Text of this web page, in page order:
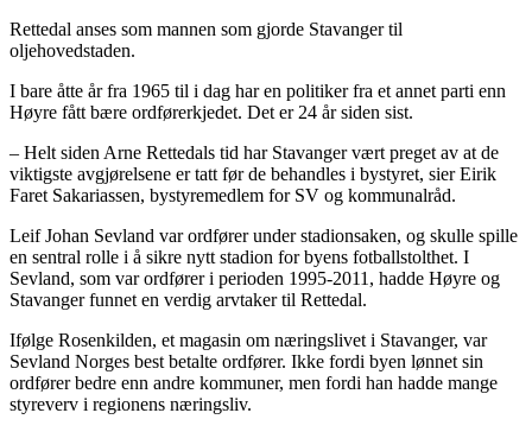
Rettedal anses som mannen som gjorde Stavanger til
oljehovedstaden.
I bare åtte år fra 1965 til i dag har en politiker fra et annet parti enn
Høyre fått bære ordførerkjedet. Det er 24 år siden sist.
– Helt siden Arne Rettedals tid har Stavanger vært preget av at de
viktigste avgjørelsene er tatt før de behandles i bystyret, sier Eirik
Faret Sakariassen, bystyremedlem for SV og kommunalråd.
Leif Johan Sevland var ordfører under stadionsaken, og skulle spille
en sentral rolle i å sikre nytt stadion for byens fotballstolthet. I
Sevland, som var ordfører i perioden 1995-2011, hadde Høyre og
Stavanger funnet en verdig arvtaker til Rettedal.
Ifølge Rosenkilden, et magasin om næringslivet i Stavanger, var
Sevland Norges best betalte ordfører. Ikke fordi byen lønnet sin
ordfører bedre enn andre kommuner, men fordi han hadde mange
styreverv i regionens næringsliv.